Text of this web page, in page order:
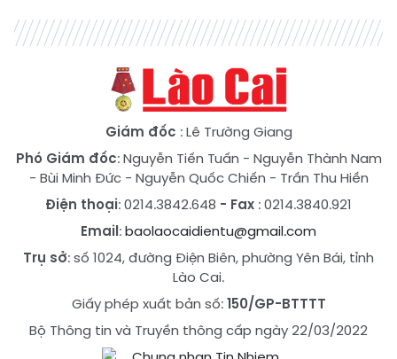
Giám đốc : Lê Trường Giang
Phó Giám đốc:Nguyễn Tiến Tuấn - Nguyễn Thành Nam
- Bùi Minh Đức- Nguyễn Quốc Chiến - Trần Thu Hiền
Điện thoại: 0214.3842.648 - Fax : 0214.3840.921
Email:baolaocaidientu@gmail.com
Trụ sở: số 1024, đường Điện Biên, phường Yên Bái, tỉnh
Lào Cai.
Giấy phép xuất bản số:150/GP-BTTTT
Bộ Thông tin và Truyền thông cấp ngày 22/03/2022